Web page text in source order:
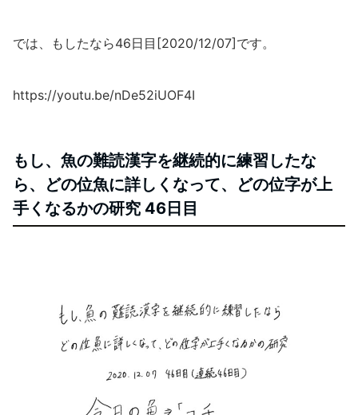
では、もしたなら46日目[2020/12/07]です。
https://youtu.be/nDe52iUOF4I
もし、魚の難読漢字を継続的に練習したな
ら、どの位魚に詳しくなって、どの位字が上
手くなるかの研究 46日目